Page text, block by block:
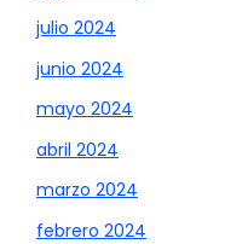
julio 2024
junio 2024
mayo 2024
abril 2024
marzo 2024
febrero 2024